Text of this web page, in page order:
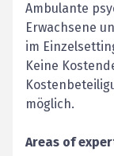
Ambulante
Erwachsene
im
Keine
möglich.
Areas of